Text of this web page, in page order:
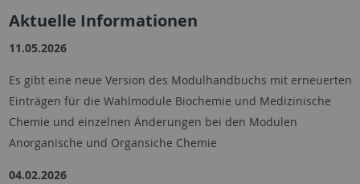
Aktuelle Informationen
11.05.2026
Es gibt eine neue Version des Modulhandbuchs mit erneuerten
Einträgen für die Wahlmodule Biochemie und Medizinische
Chemie und einzelnen Änderungen bei den Modulen
Anorganische und Organsiche Chemie
04.02.2026